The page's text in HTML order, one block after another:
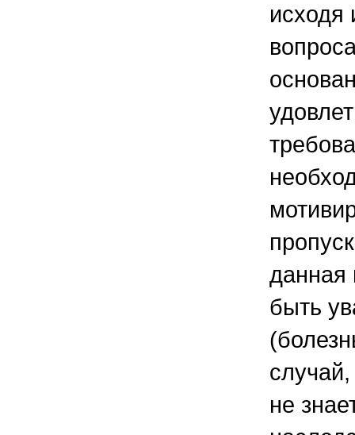
исходя
данная
быть
не